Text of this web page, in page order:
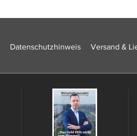
Datenschutzhinweis Versand &